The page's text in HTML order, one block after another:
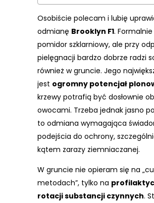
Osobiście polecam i lubię
odmianę Brooklyn F1.
pomidor szklarniowy, ale przy
pielęgnacji bardzo dobrze radzi
również w gruncie. Jego
jest ogromny potencjał
krzewy potrafią być dosłownie
owocami. Trzeba jednak jasno
to odmiana wymagająca
podejścia do ochrony,
kątem zarazy ziemniaczanej.
W gruncie nie opieram się na
metodach”, tylko na
rotacji substancji czynnych.